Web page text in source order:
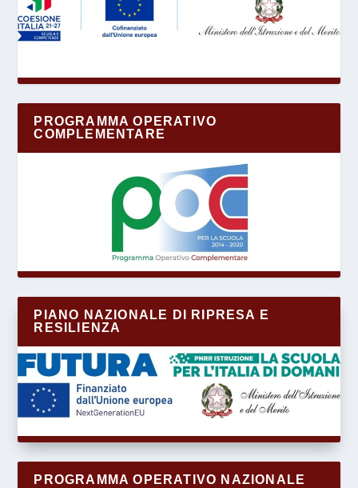
PROGRAMMA OPERATIVO
COMPLEMENTARE
PIANO NAZIONALE DI RIPRESA E
RESILIENZA
PROGRAMMA OPERATIVO NAZIONALE